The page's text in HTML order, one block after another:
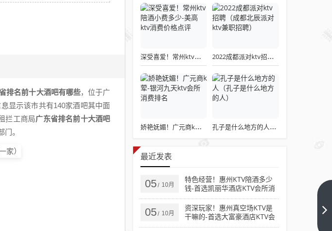
排名前十大酒吧有哪些，位于广
显示该市共有140家酒吧其中面
拦工商局广东省排名前十大酒吧
。
深圳ktv招
深受喜爱！常州ktv陪酒小费多少-美高ktv消费价格点评 2022成都派对ktv招聘（成都北辰派对ktv兼职招聘）
娇艳妩媚！广元商k荤-银河九天ktv会所消费排名 孔子是什么地方的人（孔子是什么地方的人）
最近发表
05/ 10月
特色经营！惠州KTV陪酒多少
钱-首选凯丽华酒店KTV会所消
费行情推荐
05/ 10月
资深玩家！惠州真空场KTV是
干嘛的-首选大富豪酒店KTV会
所消费行情推荐